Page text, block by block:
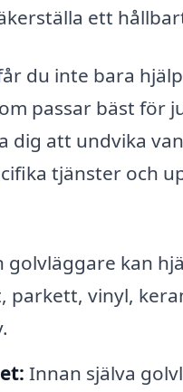
ett
du inte bara
passar bäst för
dig att undvika
tjänster och
golvläggare kan
parkett, vinyl,
Innan själva